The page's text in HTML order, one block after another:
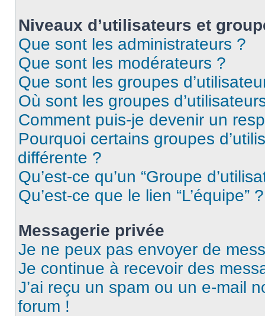
Niveaux d’utilisateurs et
Que sont les administrateurs ?
Que sont les modérateurs ?
Que sont les groupes
Où sont les groupes
Comment puis-je devenir un
Pourquoi certains groupes
différente ?
Qu’est-ce qu’un “Groupe
Qu’est-ce que le lien “L’équipe” ?
Messagerie privée
Je ne peux pas envoyer de
Je continue à recevoir des
J’ai reçu un spam ou un e-mail
forum !